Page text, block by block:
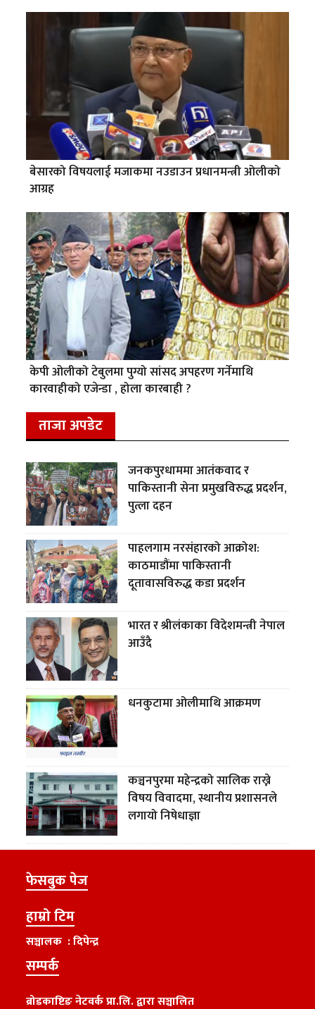
बेसारको विषयलाई मजाकमा नउडाउन प्रधानमन्त्री ओलीको
आग्रह
केपी ओलीको टेबुलमा पुग्यो सांसद अपहरण गर्नेमाथि
कारवाहीको एजेन्डा , होला कारबाही ?
ताजा अपडेट
जनकपुरधाममा आतंकवाद र
पाकिस्तानी सेना प्रमुखविरुद्ध प्रदर्शन,
पुत्ला दहन
पाहलगाम नरसंहारको आक्रोश:
काठमाडौंमा पाकिस्तानी
दूतावासविरुद्ध कडा प्रदर्शन
भारत र श्रीलंकाका विदेशमन्त्री नेपाल
आउँदै
धनकुटामा ओलीमाथि आक्रमण
कञ्चनपुरमा महेन्द्रको सालिक राख्ने
विषय विवादमा, स्थानीय प्रशासनले
लगायो निषेधाज्ञा
फेसबुक पेज
हाम्रो टिम
सञ्चालक : दिपेन्द्र
सम्पर्क
ब्रोडकाष्टिङ नेटवर्क प्रा.लि. द्वारा सञ्चालित